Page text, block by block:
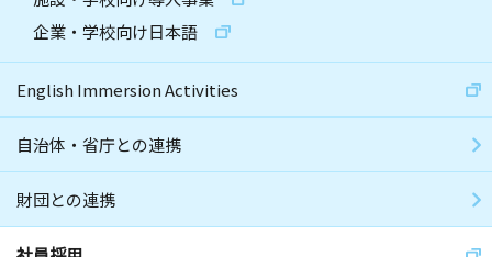
企業・学校向け日本語
English Immersion Activities
自治体・省庁との連携
財団との連携